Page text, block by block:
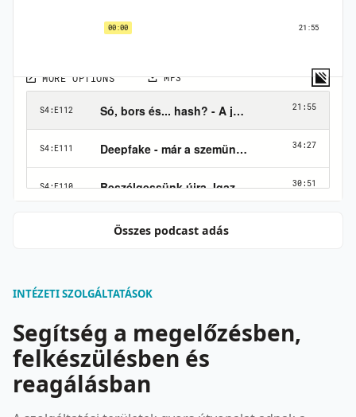
Összes podcast adás
INTÉZETI SZOLGÁLTATÁSOK
Segítség a megelőzésben,
felkészülésben és
reagálásban